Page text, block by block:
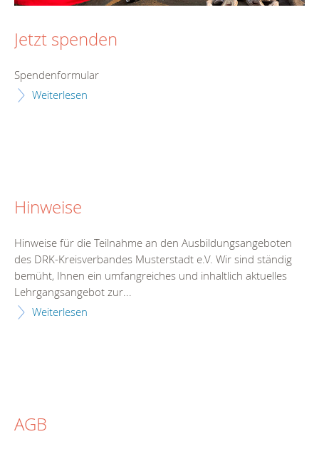
Jetzt spenden
Spendenformular
Weiterlesen
Hinweise
Hinweise für die Teilnahme an den Ausbildungsangeboten
des DRK-Kreisverbandes Musterstadt e.V. Wir sind ständig
bemüht, Ihnen ein umfangreiches und inhaltlich aktuelles
Lehrgangsangebot zur...
Weiterlesen
AGB